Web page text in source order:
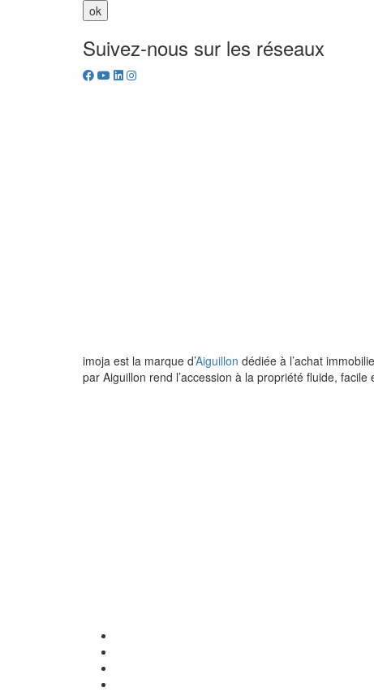
Suivez-nous sur les réseaux
imoja est la marque d’Aiguillon dédiée à l’achat
par Aiguillon rend l’accession à la propriété fluide,